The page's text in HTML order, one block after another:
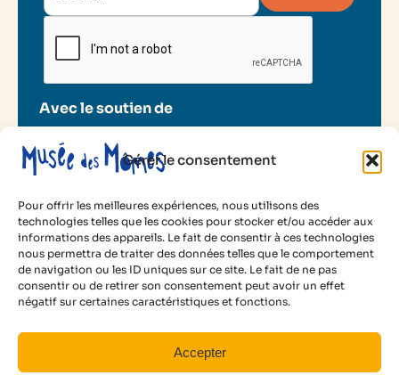
Gérer le consentement
Pour offrir les meilleures expériences, nous utilisons des
technologies telles que les cookies pour stocker et/ou accéder aux
informations des appareils. Le fait de consentir à ces technologies
nous permettra de traiter des données telles que le comportement
de navigation ou les ID uniques sur ce site. Le fait de ne pas
consentir ou de retirer son consentement peut avoir un effet
négatif sur certaines caractéristiques et fonctions.
Accepter
Avec le soutien de
2025 Musée des Mômes
Mentions légales
Politique de cookies
Conditions d’utilisation
Facebook
Instagram
LinkedIn
YouTube